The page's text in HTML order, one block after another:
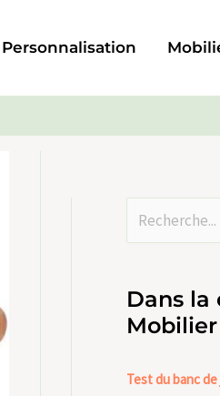
Personnalisation
Dans la
Test du banc